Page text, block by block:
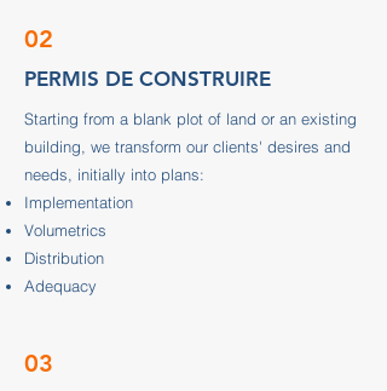
02
PERMIS DE CONSTRUIRE
Starting from a blank plot of land or an existing
building, we transform our clients' desires and
needs, initially into plans:
Implementation
Volumetrics
Distribution
Adequacy
03